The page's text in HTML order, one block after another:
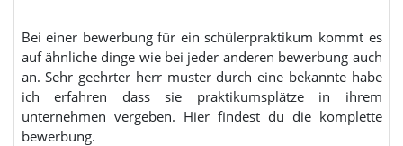
Bei einer bewerbung für ein schülerpraktikum kommt es
auf ähnliche dinge wie bei jeder anderen bewerbung auch
an. Sehr geehrter herr muster durch eine bekannte habe
ich erfahren dass sie praktikumsplätze in ihrem
unternehmen vergeben. Hier findest du die komplette
bewerbung.